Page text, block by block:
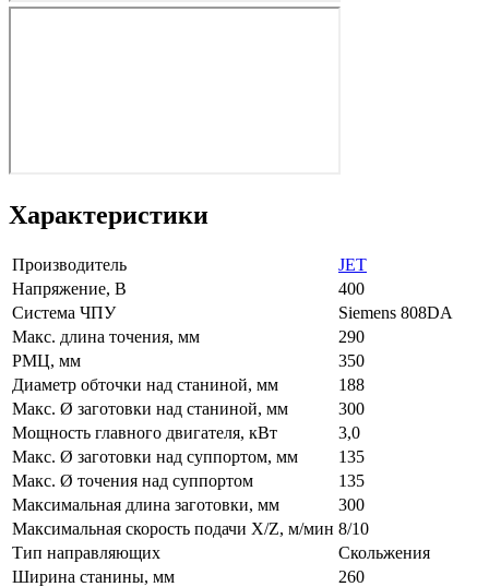
Характеристики
Производитель
JET
Напряжение, В
400
Система ЧПУ
Siemens 808DA
Макс. длина точения, мм
290
РМЦ, мм
350
Диаметр обточки над станиной, мм
188
Макс. Ø заготовки над станиной, мм
300
Мощность главного двигателя, кВт
3,0
Макс. Ø заготовки над суппортом, мм
135
Макс. Ø точения над суппортом
135
Максимальная длина заготовки, мм
300
Максимальная скорость подачи X/Z, м/мин 8/10
Тип направляющих
Скольжения
Ширина станины, мм
260